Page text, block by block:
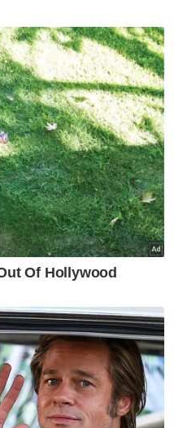
laluan basikal,
baling bebola